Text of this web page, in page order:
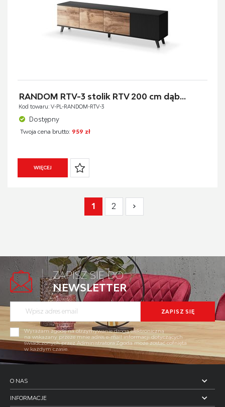
RANDOM RTV-3 stolik RTV 200 cm dąb...
Kod towaru: V-PL-RANDOM-RTV-3
Dostępny
Twoja cena brutto: 959 zł
WIĘCEJ
1 2
ZAPISZ SIĘ DO
NEWSLETTER
Wyrażam zgodę na otrzymywanie drogą elektroniczną
na wskazany przeze mnie adres e-mail informacji dotyczących
świadczonych przez Administratora.Zgoda może zostać cofnięta
w każdym czasie.
O NAS
INFORMACJE